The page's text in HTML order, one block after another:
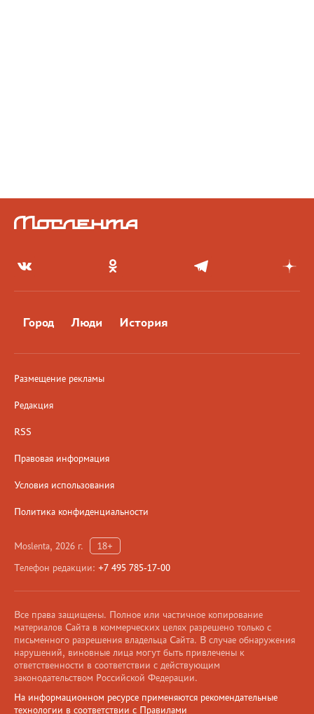
Город Люди История
Размещение рекламы
Редакция
RSS
Правовая информация
Условия использования
Политика конфиденциальности
Moslenta, 2026 г.
18+
Телефон редакции: +7 495 785-17-00
Все права защищены. Полное или частичное копирование
материалов Сайта в коммерческих целях разрешено только с
письменного разрешения владельца Сайта. В случае обнаружения
нарушений, виновные лица могут быть привлечены к
ответственности в соответствии с действующим
законодательством Российской Федерации.
На информационном ресурсе применяются рекомендательные
технологии в соответствии с Правилами